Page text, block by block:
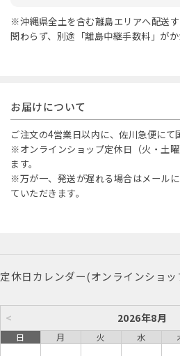
※沖縄県全土を含む離島エリアへ配送
関わらず、別途「離島中継手数料」がか
お届けについて
ご注文の4営業日以内に、佐川急便にて
※オンラインショップ定休日（火・土
ます。
※万が一、発送が遅れる場合はメール
ていただきます。
定休日カレンダー(オンラインショッ
< 2026年8月
日 月 火 水